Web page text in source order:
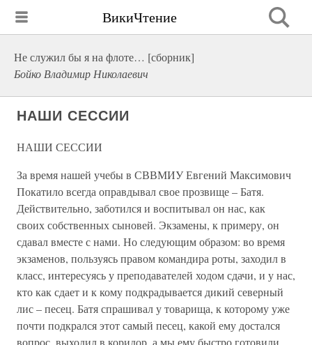
ВикиЧтение
Не служил бы я на флоте… [сборник]
Бойко Владимир Николаевич
НАШИ СЕССИИ
НАШИ СЕССИИ
За время нашей учебы в СВВМИУ Евгений Максимович
Покатило всегда оправдывал свое прозвище – Батя.
Действительно, заботился и воспитывал он нас, как
своих собственных сыновей. Экзамены, к примеру, он
сдавал вместе с нами. Но следующим образом: во время
экзаменов, пользуясь правом командира роты, заходил в
класс, интересуясь у преподавателей ходом сдачи, и у нас,
кто как сдает и к кому подкрадывается дикий северный
лис – песец. Батя спрашивал у товарища, к которому уже
почти подкрался этот самый песец, какой ему достался
вопрос, выходил в коридор, а мы ему быстро готовили